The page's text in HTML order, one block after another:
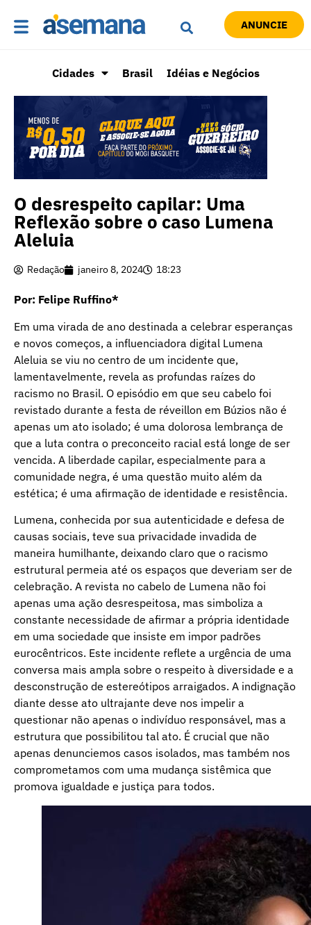
ANUNCIE
Cidades Brasil Idéias e Negócios
O desrespeito capilar: Uma
Reflexão sobre o caso Lumena
Aleluia
Redação janeiro 8, 2024 18:23
Por: Felipe Ruffino*
Em uma virada de ano destinada a celebrar esperanças
e novos começos, a influenciadora digital Lumena
Aleluia se viu no centro de um incidente que,
lamentavelmente, revela as profundas raízes do
racismo no Brasil. O episódio em que seu cabelo foi
revistado durante a festa de réveillon em Búzios não é
apenas um ato isolado; é uma dolorosa lembrança de
que a luta contra o preconceito racial está longe de ser
vencida. A liberdade capilar, especialmente para a
comunidade negra, é uma questão muito além da
estética; é uma afirmação de identidade e resistência.
Lumena, conhecida por sua autenticidade e defesa de
causas sociais, teve sua privacidade invadida de
maneira humilhante, deixando claro que o racismo
estrutural permeia até os espaços que deveriam ser de
celebração. A revista no cabelo de Lumena não foi
apenas uma ação desrespeitosa, mas simboliza a
constante necessidade de afirmar a própria identidade
em uma sociedade que insiste em impor padrões
eurocêntricos. Este incidente reflete a urgência de uma
conversa mais ampla sobre o respeito à diversidade e a
desconstrução de estereótipos arraigados. A indignação
diante desse ato ultrajante deve nos impelir a
questionar não apenas o indivíduo responsável, mas a
estrutura que possibilitou tal ato. É crucial que não
apenas denunciemos casos isolados, mas também nos
comprometamos com uma mudança sistêmica que
promova igualdade e justiça para todos.